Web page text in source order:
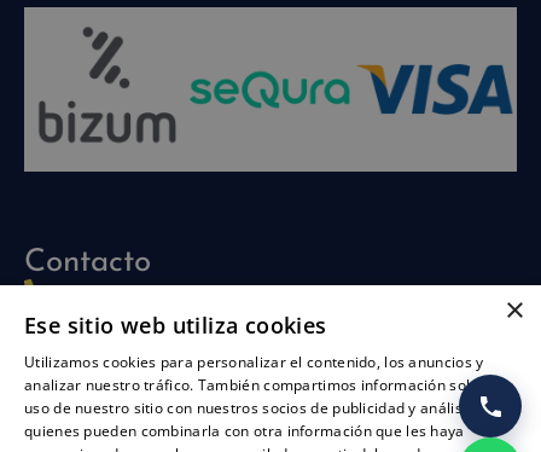
Contacto
info@piscinasathena.com
622 708 694 (solo whatsapp)
L-V: 09:30h-13:30h
×
Ese sitio web utiliza cookies
Utilizamos cookies para personalizar el contenido, los anuncios y
analizar nuestro tráfico. También compartimos información sobre su
uso de nuestro sitio con nuestros socios de publicidad y análisis,
quienes pueden combinarla con otra información que les haya